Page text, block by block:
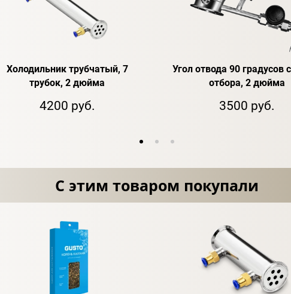
Холодильник трубчатый, 7
трубок, 2 дюйма
4200 руб.
Угол отвода 90 градусов
отбора, 2 дюйма
3500 руб.
С этим товаром покупали